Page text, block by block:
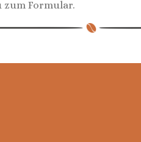
zum Formular.